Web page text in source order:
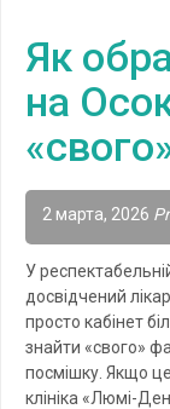
Як
на
2 марта, 2026
У
досвідчений
просто кабінет
знайти «свого»
посмішку. Якщо
клініка «Люмі-